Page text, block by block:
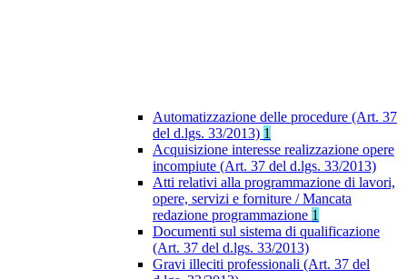
Automatizzazione delle procedure (Art. 37
del d.lgs. 33/2013) 1
Acquisizione interesse realizzazione opere
incompiute (Art. 37 del d.lgs. 33/2013)
Atti relativi alla programmazione di lavori,
opere, servizi e forniture / Mancata
redazione programmazione 1
Documenti sul sistema di qualificazione
(Art. 37 del d.lgs. 33/2013)
Gravi illeciti professionali (Art. 37 del